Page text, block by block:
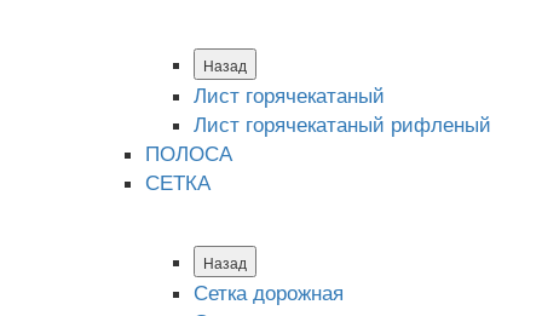
Назад
Лист горячекатаный
Лист горячекатаный рифленый
ПОЛОСА
СЕТКА
Назад
Сетка дорожная